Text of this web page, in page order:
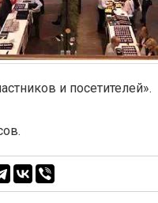
и посетителей».